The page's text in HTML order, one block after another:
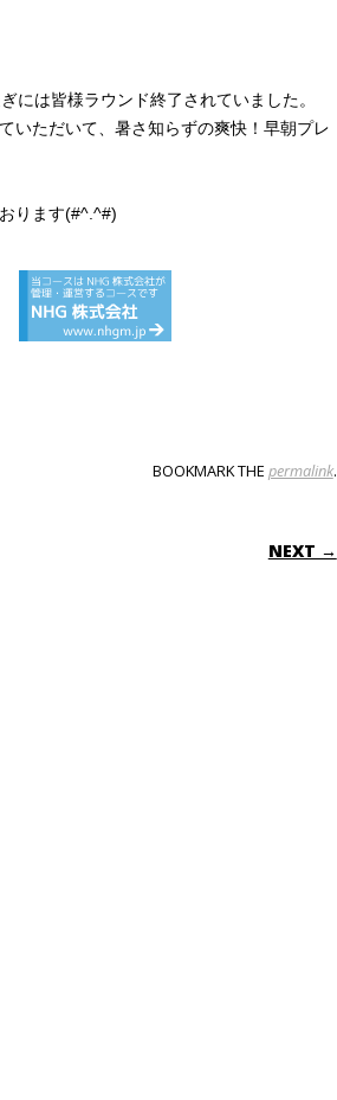
には皆様ラウンド終了されていました。
いただいて、暑さ知らずの爽快！早朝プレ
ります(#^.^#)
BOOKMARK THE permalink.
NEXT →